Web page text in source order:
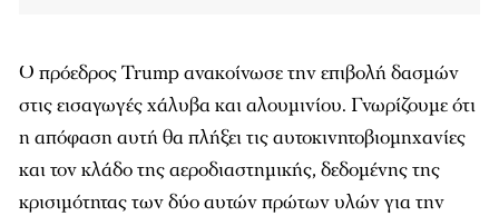
Ο πρόεδρος Trump ανακοίνωσε την επιβολή δασμών
στις εισαγωγές χάλυβα και αλουμινίου. Γνωρίζουμε ότι
η απόφαση αυτή θα πλήξει τις αυτοκινητοβιομηχανίες
και τον κλάδο της αεροδιαστημικής, δεδομένης της
κρισιμότητας των δύο αυτών πρώτων υλών για την